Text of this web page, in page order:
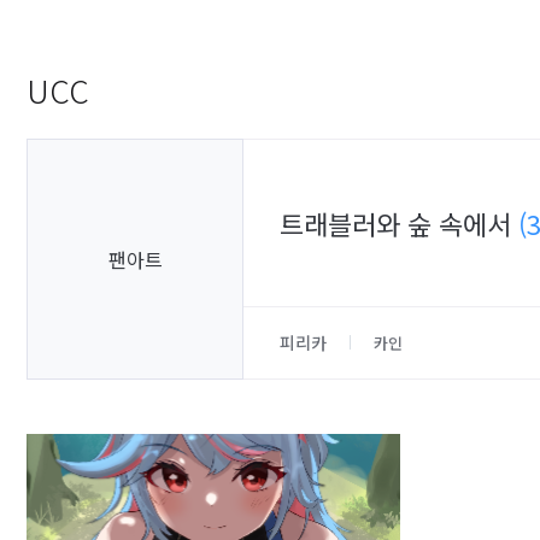
UCC
팬아트
트래블러와 숲 속에서
피리카 카인